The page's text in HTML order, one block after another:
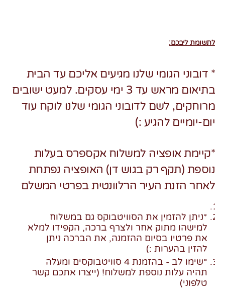
לתשומת ליבכם:
* דובוני הגומי שלנו מגיעים אליכם עד הבית
בתיאום מראש עד 3 ימי עסקים. למעט ישובים
מרוחקים, לשם לדובוני הגומי שלנו לוקח עוד
יום-יומיים להגיע :)
*קיימת אופציה למשלוח אקספרס בעלות
נוספת (תקף רק בגוש דן) האופציה נפתחת
לאחר הזנת העיר הרלוונטית בפרטי המשלם
*ניתן להזמין את הסוויטבוקס גם במשלוח
למישהו מתוק אחר ולצרף ברכה, הקפידו למלא
את פרטיו בסיום ההזמנה, את הברכה ניתן
להזין בהערות :)
*שימו לב - בהזמנת 4 סוויטבוקסים ומעלה
תהיה עלות נוספת למשלוח! (ייצרו אתכם קשר
טלפוני)